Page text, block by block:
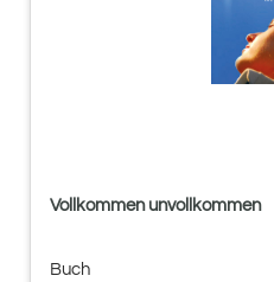
Vollkommen unvollkommen
Buch